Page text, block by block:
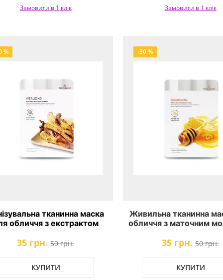
Замовити в 1 клік Замовити в 1 клік
%
тканинна маска
обличчя з екстрактом
Vitalizing Red
35 грн. 50 грн.
КУПИТИ
-30 %
Живильна тканинна
обличчя з маточним
BeauuGreen
Jelly Essence
35 грн. 50 грн.
КУПИТИ